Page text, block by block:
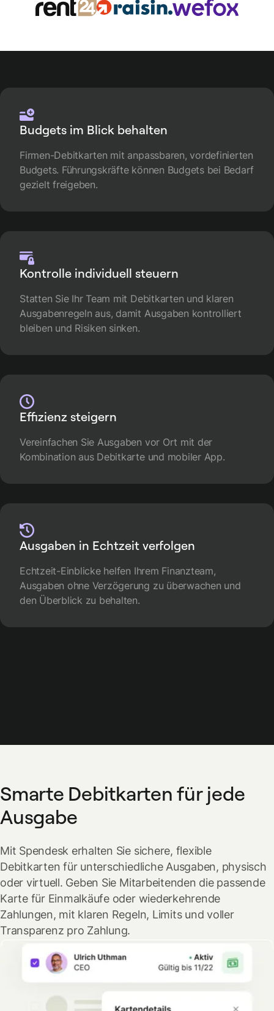
Budgets im Blick behalten
Firmen-Debitkarten mit anpassbaren, vordefinierten
Budgets. Führungskräfte können Budgets bei Bedarf
gezielt freigeben.
Kontrolle individuell steuern
Statten Sie Ihr Team mit Debitkarten und klaren
Ausgabenregeln aus, damit Ausgaben kontrolliert
bleiben und Risiken sinken.
Effizienz steigern
Vereinfachen Sie Ausgaben vor Ort mit der
Kombination aus Debitkarte und mobiler App.
Ausgaben in Echtzeit verfolgen
Echtzeit-Einblicke helfen Ihrem Finanzteam,
Ausgaben ohne Verzögerung zu überwachen und
den Überblick zu behalten.
Smarte Debitkarten für jede
Ausgabe
Mit Spendesk erhalten Sie sichere, flexible
Debitkarten für unterschiedliche Ausgaben, physisch
oder virtuell. Geben Sie Mitarbeitenden die passende
Karte für Einmalkäufe oder wiederkehrende
Zahlungen, mit klaren Regeln, Limits und voller
Transparenz pro Zahlung.